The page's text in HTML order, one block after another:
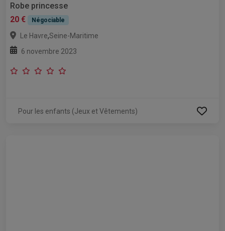
Robe princesse
20 €
Négociable
Le Havre,Seine-Maritime
6 novembre 2023
Pour les enfants (Jeux et Vêtements)